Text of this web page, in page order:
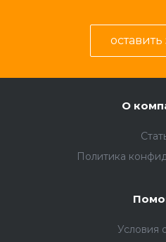
оставить
О
Политика
Условия